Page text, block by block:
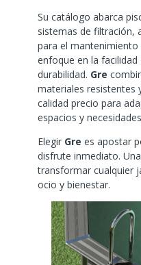
Su catálogo abarca
sistemas de filtración,
para el
enfoque en la facilidad
durabilidad. Gre
materiales resistentes
calidad precio para
espacios y
Elegir Gre es apostar
disfrute inmediato.
transformar cualquier
ocio y bienestar.